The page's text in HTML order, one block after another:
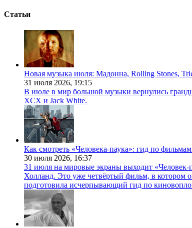
Статьи
Новая музыка июля: Мадонна, Rolling Stones,
31 июля 2026, 19:15
В июле в мир большой музыки вернулись
XCX и Jack White.
Как смотреть «Человека-паука»: гид по
30 июля 2026, 16:37
31 июля на мировые экраны выходит
Холланд. Это уже четвёртый фильм, в котором
подготовила исчерпывающий гид по